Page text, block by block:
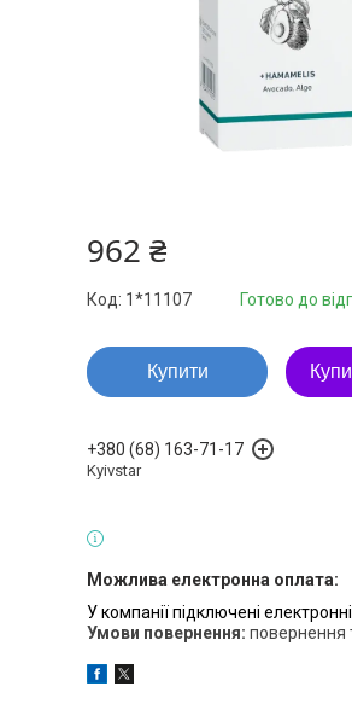
962 ₴
Готово до
Код: 1*11107
Купити
+380 (68) 163-71-17
Kyivstar
У компанії підключені
повернення